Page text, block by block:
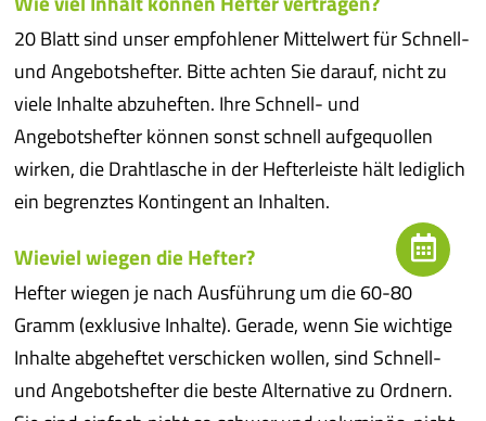
20 Blatt sind unser empfohlener Mittelwert für Schnell-
und Angebotshefter. Bitte achten Sie darauf, nicht zu
viele Inhalte abzuheften. Ihre Schnell- und
Angebotshefter können sonst schnell aufgequollen
wirken, die Drahtlasche in der Hefterleiste hält lediglich
ein begrenztes Kontingent an Inhalten.
Wieviel wiegen die Hefter?
Hefter wiegen je nach Ausführung um die 60-80
Gramm (exklusive Inhalte). Gerade, wenn Sie wichtige
Inhalte abgeheftet verschicken wollen, sind Schnell-
und Angebotshefter die beste Alternative zu Ordnern.